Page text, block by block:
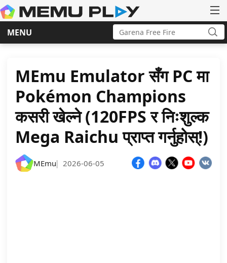
MENU
Skip
Search
for:
MEmu Emulator सँग PC मा
Pokémon Champions
कसरी खेल्ने (120FPS र निःशुल्क
Mega Raichu प्राप्त गर्नुहोस्!)
MEmu| 2026-06-05